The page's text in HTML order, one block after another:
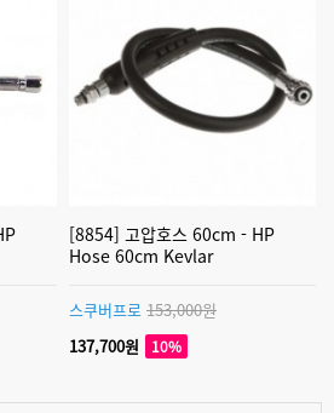
[8854] 고압호스 60cm - HP
Hose 60cm Kevlar
스쿠버프로 153,000원
137,700원
10%